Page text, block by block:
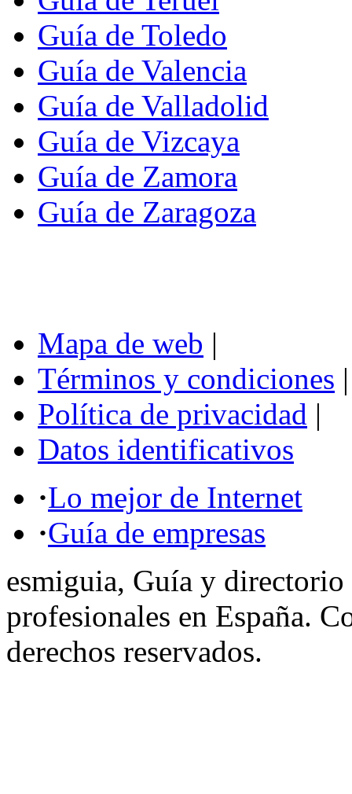
Guía de Toledo
Guía de Valencia
Guía de Valladolid
Guía de Vizcaya
Guía de Zamora
Guía de Zaragoza
Mapa de web |
Términos y condiciones |
Política de privacidad |
Datos identificativos
·Lo mejor de Internet
·Guía de empresas
esmiguia, Guía y directorio
profesionales en España.
derechos reservados.